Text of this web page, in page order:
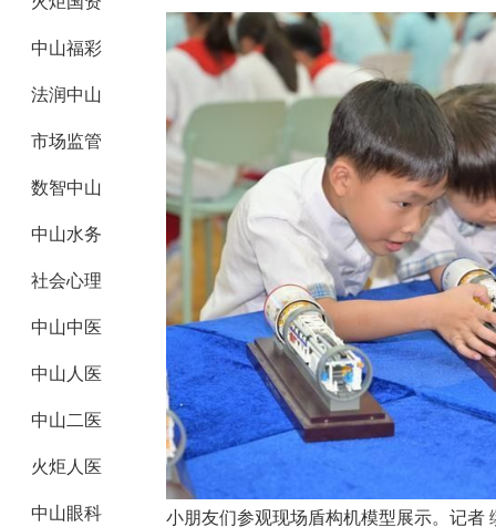
中山福彩
法润中山
市场监管
数智中山
中山水务
社会心理
中山中医
中山人医
中山二医
火炬人医
中山眼科
小朋友们参观现场盾构机模型展示。记者